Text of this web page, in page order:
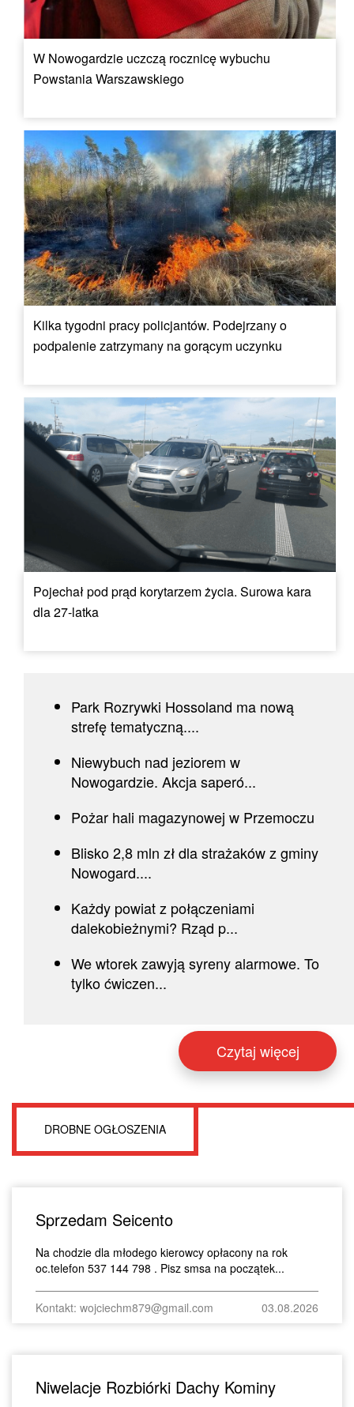
W Nowogardzie uczczą rocznicę wybuchu
Powstania Warszawskiego
Kilka tygodni pracy policjantów. Podejrzany o
podpalenie zatrzymany na gorącym uczynku
Pojechał pod prąd korytarzem życia. Surowa kara
dla 27-latka
Park Rozrywki Hossoland ma nową
strefę tematyczną....
Niewybuch nad jeziorem w
Nowogardzie. Akcja saperó...
Pożar hali magazynowej w Przemoczu
Blisko 2,8 mln zł dla strażaków z gminy
Nowogard....
Każdy powiat z połączeniami
dalekobieżnymi? Rząd p...
We wtorek zawyją syreny alarmowe. To
tylko ćwiczen...
Czytaj więcej
DROBNE OGŁOSZENIA
Sprzedam Seicento
Na chodzie dla młodego kierowcy opłacony na rok
oc.telefon 537 144 798 . Pisz smsa na początek...
Kontakt: wojciechm879@gmail.com 03.08.2026
Niwelacje Rozbiórki Dachy Kominy